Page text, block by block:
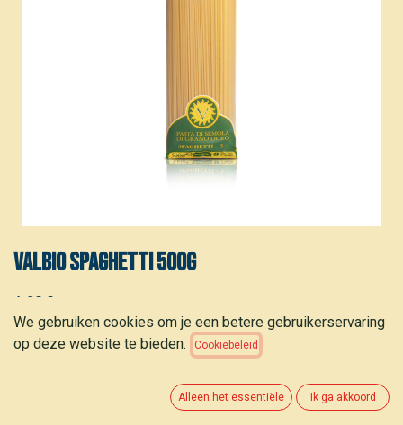
Valbio Spaghetti 500g
1,30 €
TOEVOEGEN AAN WINKELMANDJE
We gebruiken cookies om je een betere gebruikerservaring
op deze website te bieden.
Cookiebeleid
Alleen het essentiële Ik ga akkoord